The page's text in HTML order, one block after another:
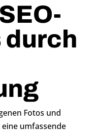
durch
Fotos und
umfassende